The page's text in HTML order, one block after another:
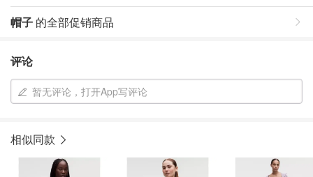
帽子 的全部促销商品
评论
暂无评论，打开App写评论
相似同款